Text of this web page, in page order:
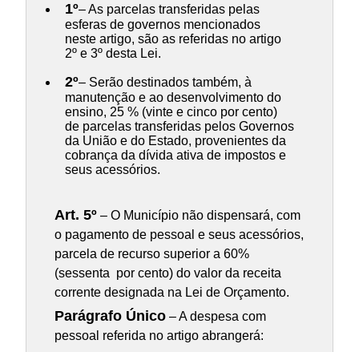
1º– As parcelas transferidas pelas
esferas de governos mencionados
neste artigo, são as referidas no artigo
2º e 3º desta Lei.
2º– Serão destinados também, à
manutenção e ao desenvolvimento do
ensino, 25 % (vinte e cinco por cento)
de parcelas transferidas pelos Governos
da União e do Estado, provenientes da
cobrança da dívida ativa de impostos e
seus acessórios.
Art. 5º – O Município não dispensará, com
o pagamento de pessoal e seus acessórios,
parcela de recurso superior a 60%
(sessenta por cento) do valor da receita
corrente designada na Lei de Orçamento.
Parágrafo Único – A despesa com
pessoal referida no artigo abrangerá: